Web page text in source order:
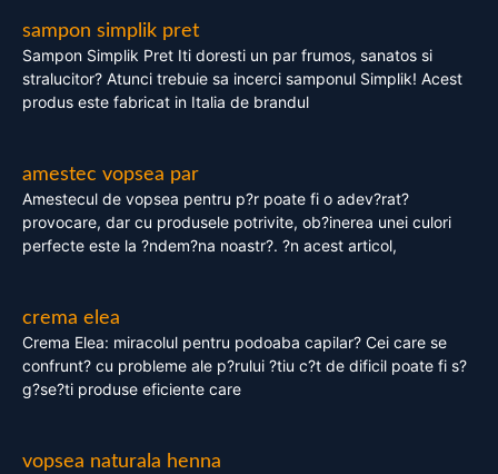
sampon simplik pret
Sampon Simplik Pret Iti doresti un par frumos, sanatos si
stralucitor? Atunci trebuie sa incerci samponul Simplik! Acest
produs este fabricat in Italia de brandul
amestec vopsea par
Amestecul de vopsea pentru p?r poate fi o adev?rat?
provocare, dar cu produsele potrivite, ob?inerea unei culori
perfecte este la ?ndem?na noastr?. ?n acest articol,
crema elea
Crema Elea: miracolul pentru podoaba capilar? Cei care se
confrunt? cu probleme ale p?rului ?tiu c?t de dificil poate fi s?
g?se?ti produse eficiente care
vopsea naturala henna